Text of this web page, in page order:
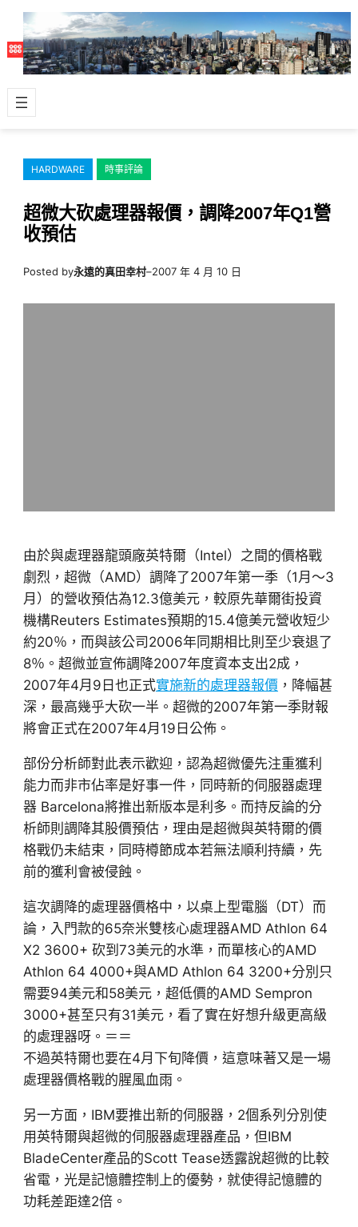
主
容
HARDWARE 時事評論
超微大砍處理器報價，調降2007年Q1營
收預估
Posted by永遠的真田幸村–2007 年 4 月 10 日
由於與處理器龍頭廠英特爾（Intel）之間的價格戰
劇烈，超微（AMD）調降了2007年第一季（1月～3
月）的營收預估為12.3億美元，較原先華爾街投資
機構Reuters Estimates預期的15.4億美元營收短少
約20％，而與該公司2006年同期相比則至少衰退了
8％。超微並宣佈調降2007年度資本支出2成，
2007年4月9日也正式實施新的處理器報價，降幅甚
深，最高幾乎大砍一半。超微的2007年第一季財報
將會正式在2007年4月19日公佈。
部份分析師對此表示歡迎，認為超微優先注重獲利
能力而非市佔率是好事一件，同時新的伺服器處理
器 Barcelona將推出新版本是利多。而持反論的分
析師則調降其股價預估，理由是超微與英特爾的價
格戰仍未結束，同時樽節成本若無法順利持續，先
前的獲利會被侵蝕。
這次調降的處理器價格中，以桌上型電腦（DT）而
論，入門款的65奈米雙核心處理器AMD Athlon 64
X2 3600+ 砍到73美元的水準，而單核心的AMD
Athlon 64 4000+與AMD Athlon 64 3200+分別只
需要94美元和58美元，超低價的AMD Sempron
3000+甚至只有31美元，看了實在好想升級更高級
的處理器呀。＝＝
不過英特爾也要在4月下旬降價，這意味著又是一場
處理器價格戰的腥風血雨。
另一方面，IBM要推出新的伺服器，2個系列分別使
用英特爾與超微的伺服器處理器產品，但IBM
BladeCenter產品的Scott Tease透露說超微的比較
省電，光是記憶體控制上的優勢，就使得記憶體的
功耗差距達2倍。